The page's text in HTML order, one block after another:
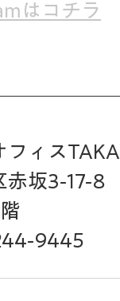
はコチラ
フィス
赤坂3-17-8
9445